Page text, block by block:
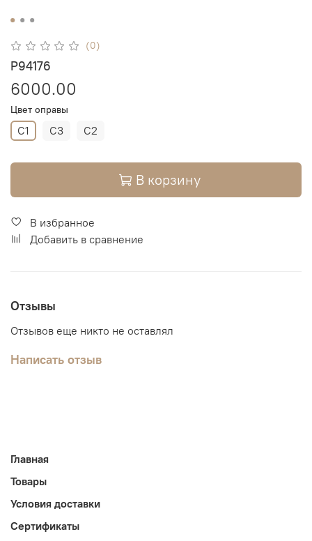
(0)
P94176
6000.00
Цвет оправы
C1 C3 C2
В корзину
В избранное
Добавить в сравнение
Отзывы
Отзывов еще никто не оставлял
Написать отзыв
Главная
Товары
Условия доставки
Сертификаты